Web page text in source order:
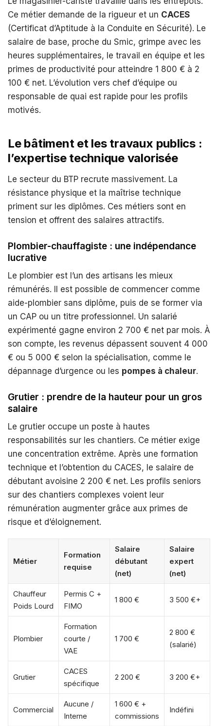
Ce métier demande de la rigueur et un CACES
(Certificat d’Aptitude à la Conduite en Sécurité). Le
salaire de base, proche du Smic, grimpe avec les
heures supplémentaires, le travail en équipe et les
primes de productivité pour atteindre 1 800 € à 2
100 € net. L’évolution vers chef d’équipe ou
responsable de quai est rapide pour les profils
motivés.
Le bâtiment et les travaux publics :
l’expertise technique valorisée
Le secteur du BTP recrute massivement. La
résistance physique et la maîtrise technique
priment sur les diplômes. Ces métiers sont en
tension et offrent des salaires attractifs.
Plombier-chauffagiste : une indépendance
lucrative
Le plombier est l’un des artisans les mieux
rémunérés. Il est possible de commencer comme
aide-plombier sans diplôme, puis de se former via
un CAP ou un titre professionnel. Un salarié
expérimenté gagne environ 2 700 € net par mois. À
son compte, les revenus dépassent souvent 4 000
€ ou 5 000 € selon la spécialisation, comme le
dépannage d’urgence ou les pompes à chaleur.
Grutier : prendre de la hauteur pour un gros
salaire
Le grutier occupe un poste à hautes
responsabilités sur les chantiers. Ce métier exige
une concentration extrême. Après une formation
technique et l’obtention du CACES, le salaire de
débutant avoisine 2 200 € net. Les profils seniors
sur des chantiers complexes voient leur
rémunération augmenter grâce aux primes de
risque et d’éloignement.
Métier
Formation
requise
Salaire
débutant
(net)
Salaire
expert
(net)
Chauffeur
Poids Lourd
Permis C +
FIMO
1 800 € 3 500 €+
Plombier
Formation
courte /
VAE
1 700 €
2 800 €
(salarié)
Grutier
CACES
spécifique
2 200 € 3 200 €+
Commercial
Aucune /
Interne
1 600 € +
commissions
Indéfini